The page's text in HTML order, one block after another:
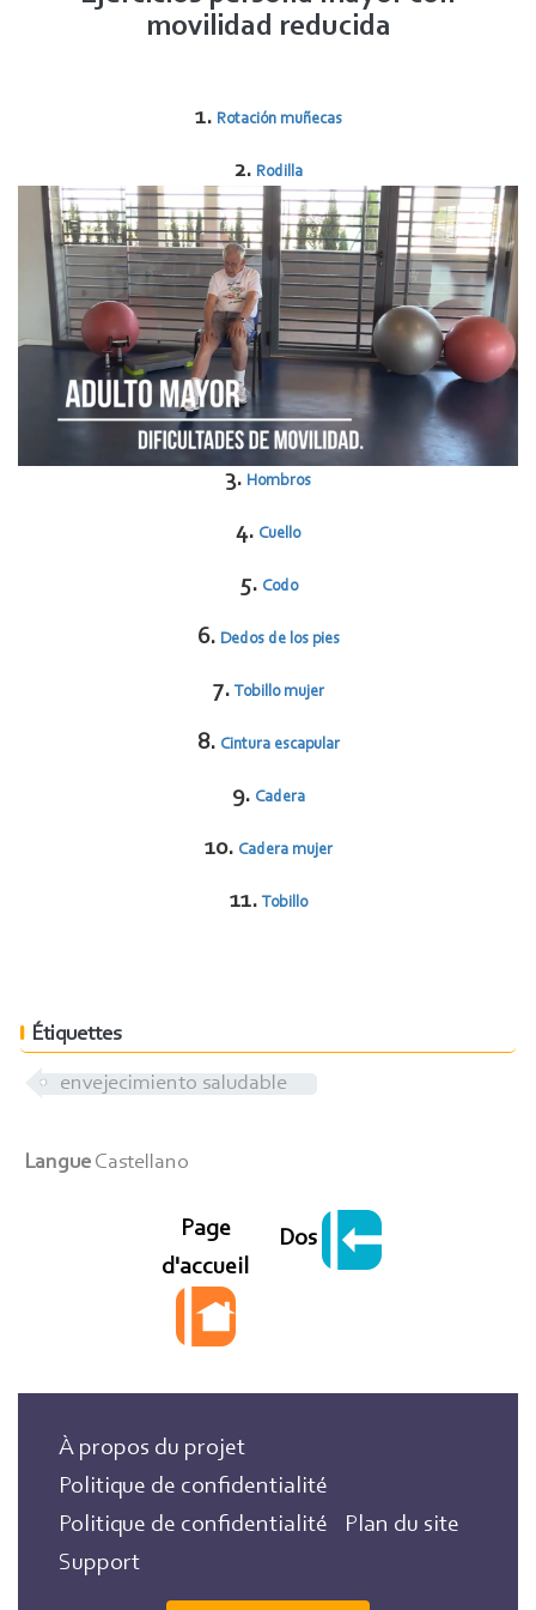
movilidad reducida
1. Rotación muñecas
2. Rodilla
3. Hombros
4. Cuello
5. Codo
6. Dedos de los pies
7. Tobillo mujer
8. Cintura escapular
9. Cadera
10. Cadera mujer
11. Tobillo
Étiquettes
envejecimiento saludable
Langue Castellano
Page
d'accueil
Dos
À propos du projet
Politique de confidentialité
Politique de confidentialité
Plan du site
Support